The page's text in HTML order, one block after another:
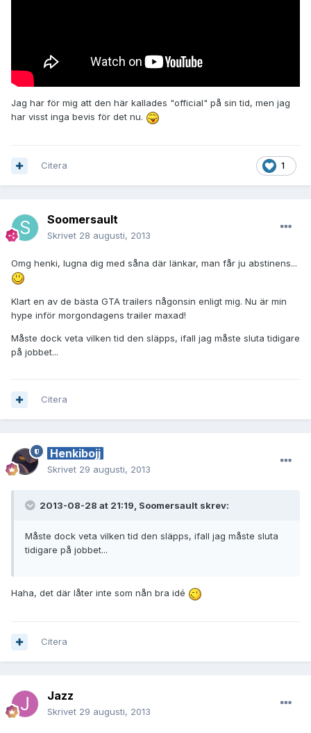
Jag har för mig att den här kallades "official" på sin tid, men jag
har visst inga bevis för det nu.
1
Citera
Soomersault
Skrivet 28 augusti, 2013
Omg henki, lugna dig med såna där länkar, man får ju abstinens...
Klart en av de bästa GTA trailers någonsin enligt mig. Nu är min
hype inför morgondagens trailer maxad!
Måste dock veta vilken tid den släpps, ifall jag måste sluta tidigare
på jobbet...
Citera
Henkibojj
Skrivet 29 augusti, 2013
2013-08-28 at 21:19, Soomersault skrev:
Måste dock veta vilken tid den släpps, ifall jag måste sluta
tidigare på jobbet...
Haha, det där låter inte som nån bra idé
Citera
Jazz
Skrivet 29 augusti, 2013